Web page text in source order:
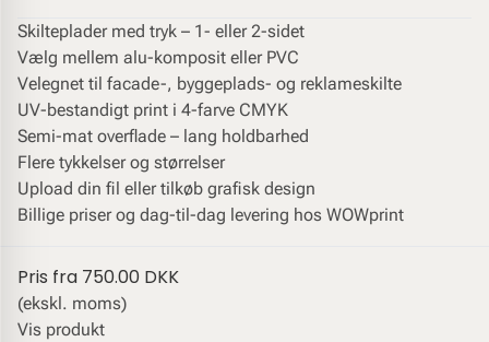
Skilteplader med tryk – 1- eller 2-sidet
Vælg mellem alu-komposit eller PVC
Velegnet til facade-, byggeplads- og reklameskilte
UV-bestandigt print i 4-farve CMYK
Semi-mat overflade – lang holdbarhed
Flere tykkelser og størrelser
Upload din fil eller tilkøb grafisk design
Billige priser og dag-til-dag levering hos WOWprint
Pris fra 750.00 DKK
(ekskl. moms)
Vis produkt